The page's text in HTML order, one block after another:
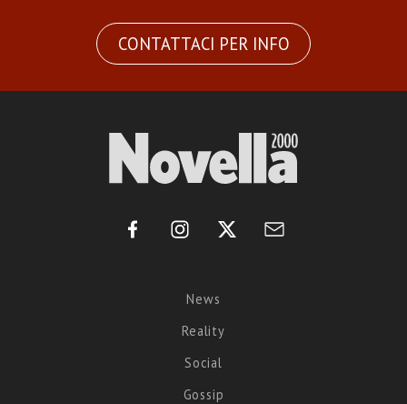
CONTATTACI PER INFO
News
Reality
Social
Gossip